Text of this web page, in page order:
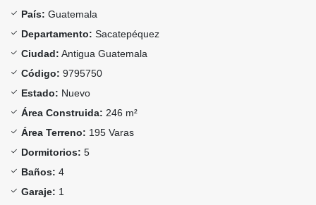
País: Guatemala
Departamento: Sacatepéquez
Ciudad: Antigua Guatemala
Código: 9795750
Estado: Nuevo
Área Construida: 246 m²
Área Terreno: 195 Varas
Dormitorios: 5
Baños: 4
Garaje: 1